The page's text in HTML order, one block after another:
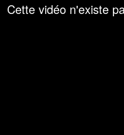
Cette vidéo n'existe